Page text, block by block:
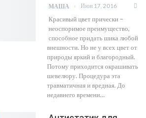
МАША Июн 17, 2016
Красивый цвет прически –
неоспоримое преимущество,
способное придать шика любой
внешности. Но не у всех цвет от
природы яркий и благородный.
Потому приходится окрашивать
шевелюру. Процедура эта
травматичная и вредная. До
недавнего времени…